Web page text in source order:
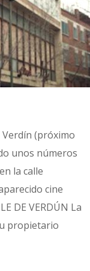
(próximo
unos números
la calle
cine
DE VERDÚN La
propietario